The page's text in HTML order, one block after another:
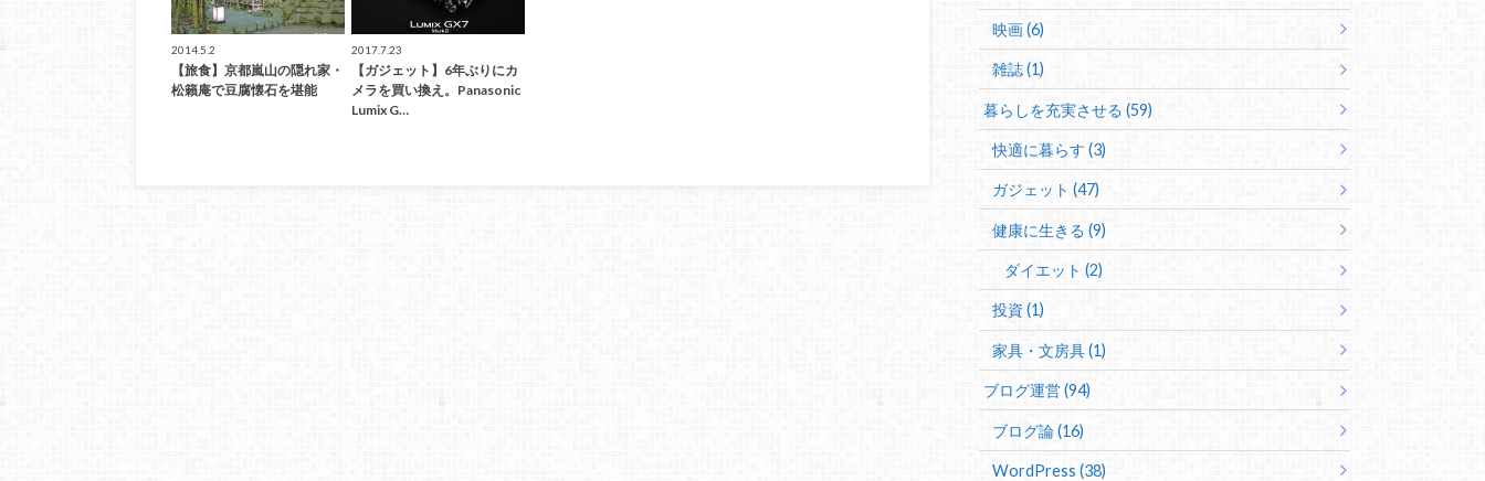
2014.5.2
【旅食】京都嵐山の隠れ家・
松籟庵で豆腐懐石を堪能
2017.7.23
【ガジェット】6年ぶりにカ
メラを買い換え。Panasonic
Lumix G…
映画 (6)
雑誌 (1)
暮らしを充実させる (59)
快適に暮らす (3)
ガジェット (47)
健康に生きる (9)
ダイエット (2)
投資 (1)
家具・文房具 (1)
ブログ運営 (94)
ブログ論 (16)
WordPress (38)